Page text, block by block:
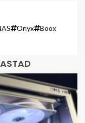
Onyx Boox